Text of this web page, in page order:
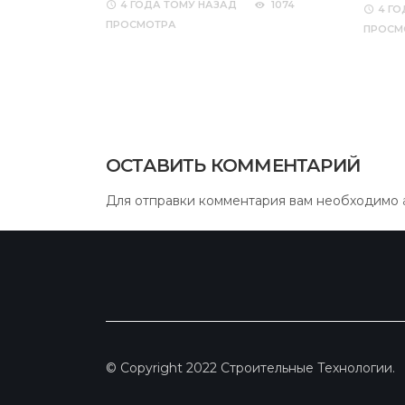
4 ГОДА ТОМУ НАЗАД
1074
ПРОСМОТРА
4
ОСТАВИТЬ КОММЕНТАРИЙ
Для отправки комментария вам необходимо
© Copyright 2022 Строительные Технологии.